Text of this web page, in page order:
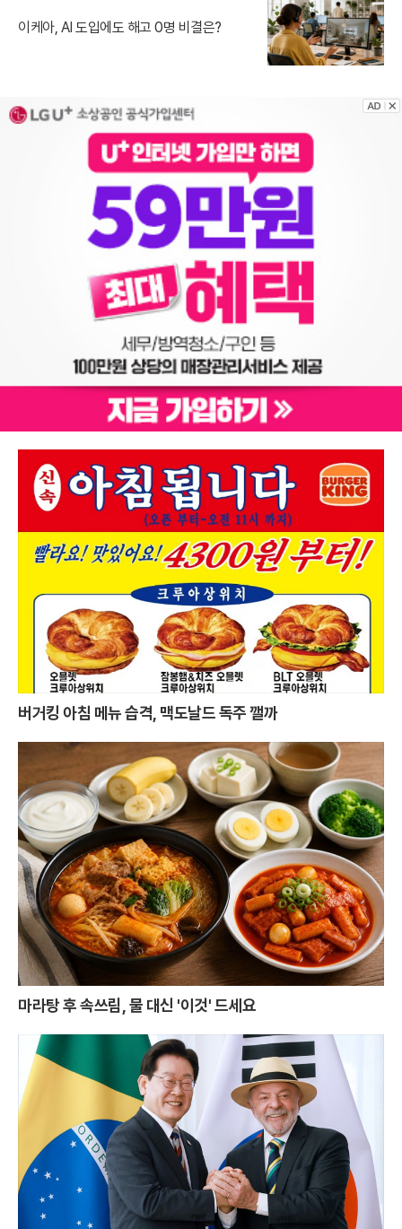
이케아, AI 도입에도 해고 0명 비결은?
버거킹 아침 메뉴 습격, 맥도날드 독주 깰까
마라탕 후 속쓰림, 물 대신 '이것' 드세요